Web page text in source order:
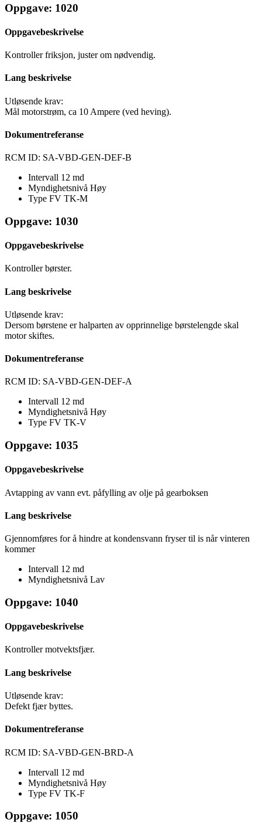
Oppgave: 1020
Oppgavebeskrivelse
Kontroller friksjon, juster om nødvendig.
Lang beskrivelse
Utløsende krav:
Mål motorstrøm, ca 10 Ampere (ved heving).
Dokumentreferanse
RCM ID: SA-VBD-GEN-DEF-B
Intervall 12 md
Myndighetsnivå Høy
Type FV TK-M
Oppgave: 1030
Oppgavebeskrivelse
Kontroller børster.
Lang beskrivelse
Utløsende krav:
Dersom børstene er halparten av opprinnelige børstelengde skal
motor skiftes.
Dokumentreferanse
RCM ID: SA-VBD-GEN-DEF-A
Intervall 12 md
Myndighetsnivå Høy
Type FV TK-V
Oppgave: 1035
Oppgavebeskrivelse
Avtapping av vann evt. påfylling av olje på gearboksen
Lang beskrivelse
Gjennomføres for å hindre at kondensvann fryser til is når vinteren
kommer
Intervall 12 md
Myndighetsnivå Lav
Oppgave: 1040
Oppgavebeskrivelse
Kontroller motvektsfjær.
Lang beskrivelse
Utløsende krav:
Defekt fjær byttes.
Dokumentreferanse
RCM ID: SA-VBD-GEN-BRD-A
Intervall 12 md
Myndighetsnivå Høy
Type FV TK-F
Oppgave: 1050